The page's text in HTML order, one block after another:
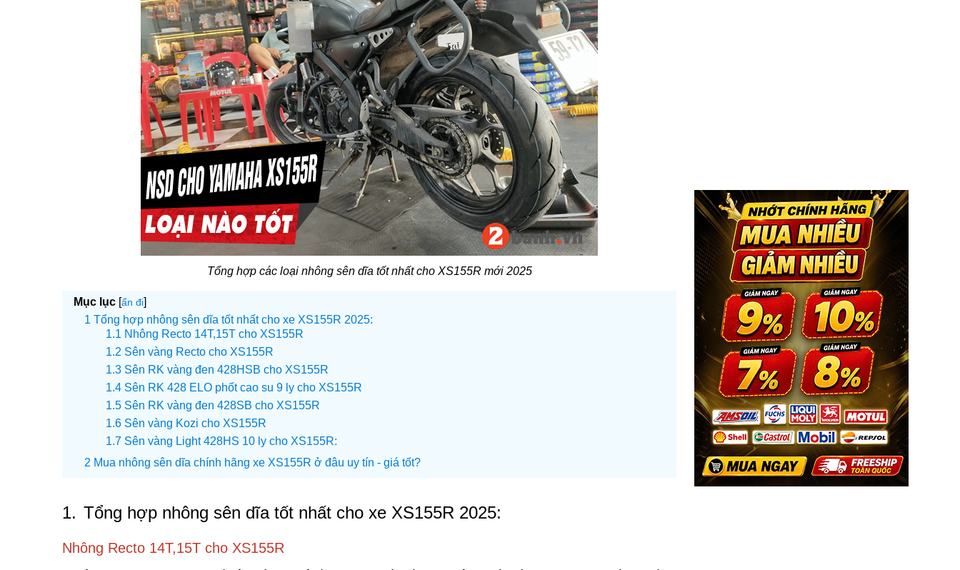
Tổng hợp các loại nhông sên dĩa tốt nhất cho XS155R mới 2025
Mục lục [ẩn đi]
Tổng hợp nhông sên dĩa tốt nhất cho xe XS155R 2025:
Nhông Recto 14T,15T cho XS155R
Sên vàng Recto cho XS155R
Sên RK vàng đen 428HSB cho XS155R
Sên RK 428 ELO phốt cao su 9 ly cho XS155R
Sên RK vàng đen 428SB cho XS155R
Sên vàng Kozi cho XS155R
Sên vàng Light 428HS 10 ly cho XS155R:
Mua nhông sên dĩa chính hãng xe XS155R ở đâu uy tín - giá tốt?
1. Tổng hợp nhông sên dĩa tốt nhất cho xe XS155R 2025:
Nhông Recto 14T,15T cho XS155R